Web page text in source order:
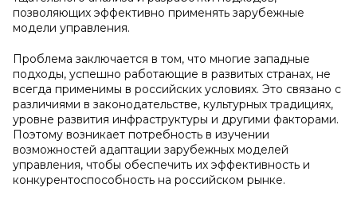
позволяющих эффективно применять зарубежные
модели управления.
Проблема заключается в том, что многие западные
подходы, успешно работающие в развитых странах, не
всегда применимы в российских условиях. Это связано с
различиями в законодательстве, культурных традициях,
уровне развития инфраструктуры и другими факторами.
Поэтому возникает потребность в изучении
возможностей адаптации зарубежных моделей
управления, чтобы обеспечить их эффективность и
конкурентоспособность на российском рынке.